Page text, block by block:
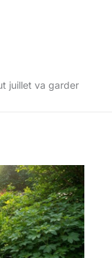
juillet va garder